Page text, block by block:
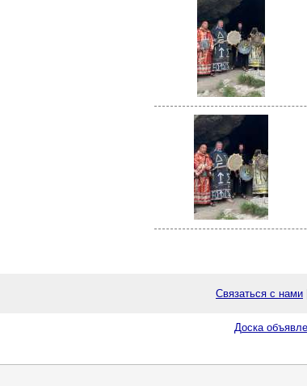
Связаться с нами
Доска